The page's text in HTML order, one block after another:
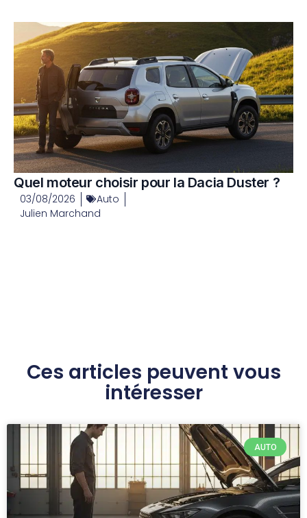
Quel moteur choisir pour la Dacia Duster ?
03/08/2026
Auto
Julien Marchand
Ces articles peuvent vous
intéresser
AUTO